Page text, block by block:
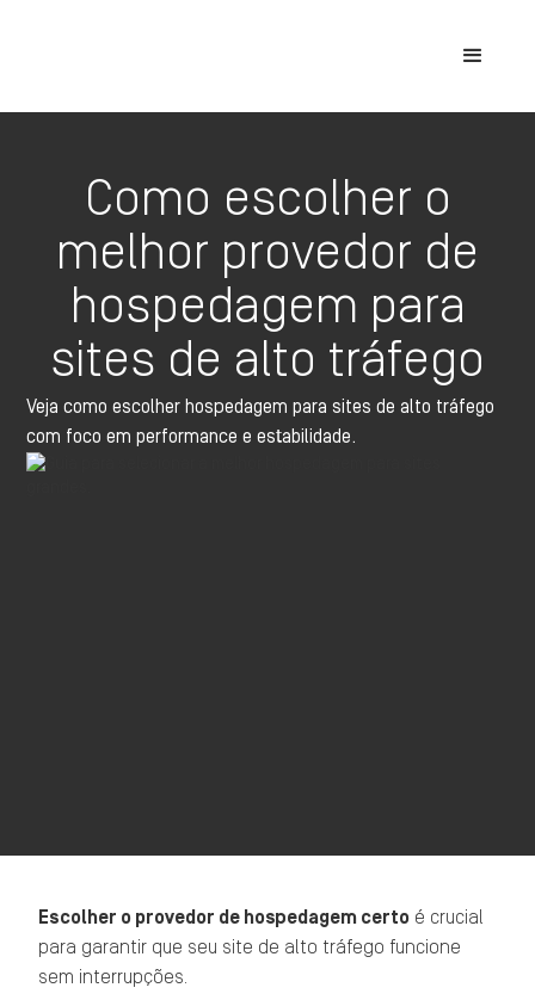
Como escolher o
melhor provedor de
hospedagem para
sites de alto tráfego
Veja como escolher hospedagem para sites de alto tráfego
com foco em performance e estabilidade.
Escolher o provedor de hospedagem certo é crucial
para garantir que seu site de alto tráfego funcione
sem interrupções.